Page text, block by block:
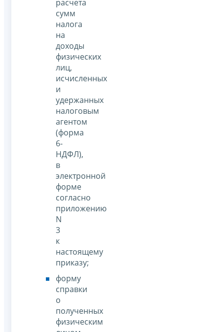
расчета
сумм
налога
на
доходы
физических
лиц,
исчисленных
и
удержанных
налоговым
агентом
(форма
6-
НДФЛ),
в
электронной
форме
согласно
приложению
N
3
к
настоящему
приказу;
форму
справки
о
полученных
физическим